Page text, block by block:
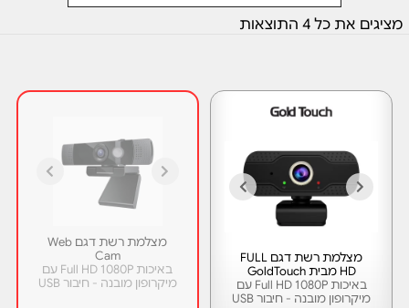
מציגים את כל ⁦4⁩ התוצאות
מצלמת רשת דגם FULL
HD מבית GoldTouch
באיכות Full HD 1080P עם
מיקרופון מובנה - חיבור USB
מצלמת רשת דגם Web
Cam
באיכות Full HD 1080P עם
מיקרופון מובנה - חיבור USB